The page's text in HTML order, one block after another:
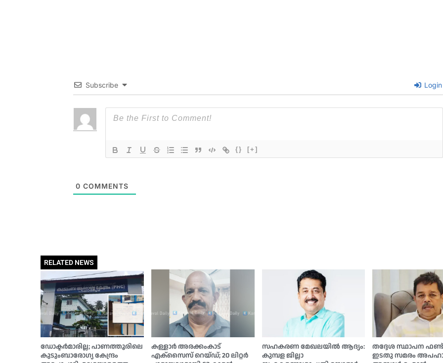
Subscribe Login
{} [+]
0 COMMENTS
RELATED NEWS
ഡോക്ടര്‍മാരില്ല; പാണത്തൂരിലെ
കുടുംബാരോഗ്യ കേന്ദ്രം
കള്ളാര്‍ അരക്കംകാട്
എക്‌സൈസ് റെയ്ഡ്; 20 ലിറ്റര്‍
സഹകരണ മേഖലയില്‍ ആദ്യം:
കുമ്പള ജില്ലാ
തദ്ദേശ സ്ഥാപന ഫണ്ട്
ഇടതു സമരം